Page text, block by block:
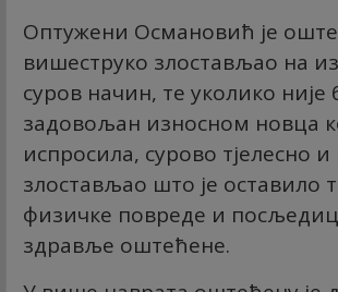
Оптужени Османовић је
вишеструко злостављао на
суров начин, те уколико није
задовољан износном новца
испросила, сурово тјелесно
злостављао што је оставило
физичке повреде и
здравље оштећене.